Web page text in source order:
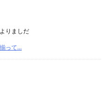
りましだ
って...